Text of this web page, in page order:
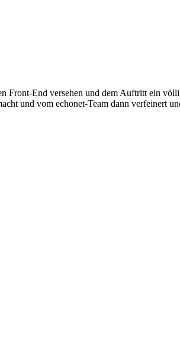
Front-End versehen und dem Auftritt ein
und vom echonet-Team dann verfeinert